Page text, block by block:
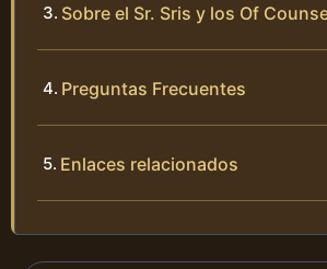
Sobre el Sr. Sris y los Of
Preguntas Frecuentes
Enlaces relacionados